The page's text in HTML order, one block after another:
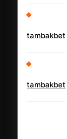
tambakbet
tambakbet